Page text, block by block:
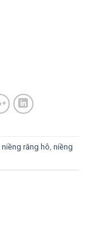
niềng răng hô niềng